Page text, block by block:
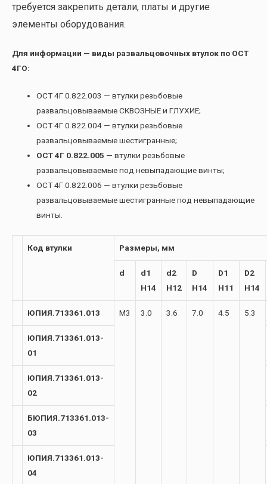
требуется закрепить детали, платы и другие
элементы оборудования.
Для информации — виды развальцовочных втулок по ОСТ
4ГО:
ОСТ 4Г 0.822.003 — втулки резьбовые
развальцовываемые СКВОЗНЫЕ и ГЛУХИЕ;
ОСТ 4Г 0.822.004 — втулки резьбовые
развальцовываемые шестигранные;
ОСТ 4Г 0.822.005 — втулки резьбовые
развальцовываемые под невыпадающие винты;
ОСТ 4Г 0.822.006 — втулки резьбовые
развальцовываемые шестигранные под невыпадающие
винты.
Код втулки Размеры, мм
d
d1
H14
d2
H12
D
H14
D1
H11
D2
H14
ЮПИЯ.713361.013 М3 3.0 3.6 7.0 4.5 5.3
ЮПИЯ.713361.013-
01
ЮПИЯ.713361.013-
02
БЮПИЯ.713361.013-
03
ЮПИЯ.713361.013-
04